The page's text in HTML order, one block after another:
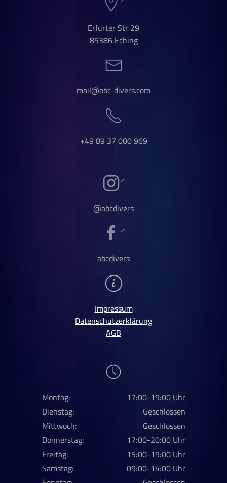
Erfurter Str 29
85386 Eching
mail@abc-divers.com
+49 89 37 000 969
@abcdivers
abcdivers
Impressum
Datenschutzerklärung
AGB
Montag:
17:00-19:00 Uhr
Dienstag:
Geschlossen
Mittwoch:
Geschlossen
Donnerstag:
17:00-20:00 Uhr
Freitag:
15:00-19:00 Uhr
Samstag:
09:00-14:00 Uhr